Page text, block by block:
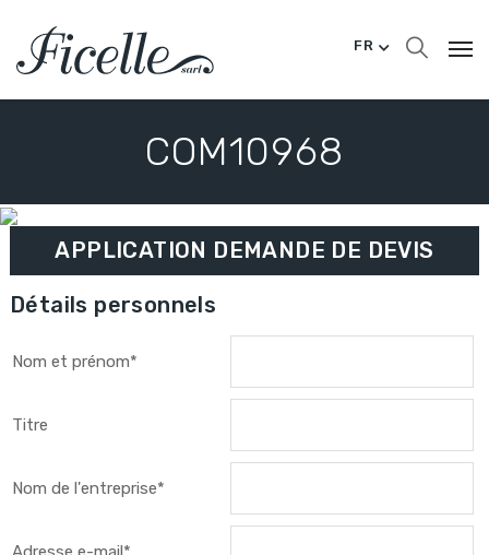
FR
COM10968
APPLICATION DEMANDE DE DEVIS
Détails personnels
Nom et prénom*
Titre
Nom de l'entreprise*